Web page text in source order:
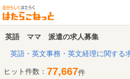
英語 ママ 派遣の求人募集
英語・英文事務・英文経理に関する
ヒット件数： 77,667件